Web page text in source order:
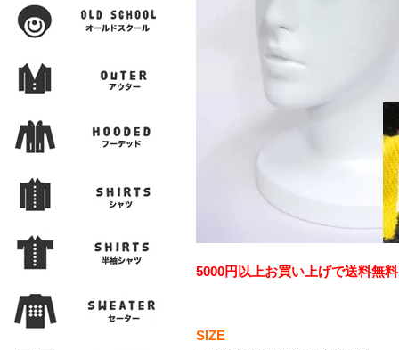
5000円以上お買い上げで送料無料
SIZE